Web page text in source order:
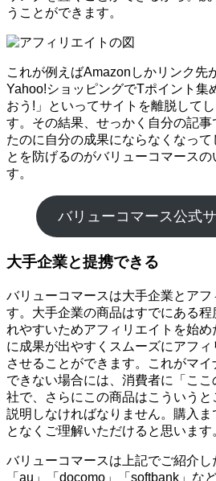
うことができます。
これが例えばAmazonしかリンク先
Yahoo!ショッピングでTポイント集
おう!」といってサイトを離脱して
す。その結果、せっかく自分の記事
たのに自分の成果にならなくなって
とを防げるのがバリューコマースの
す。
バリューコマース公式
大手企業と提携できる
バリューコマースは大手企業とアフ
す。大手企業の商品はすでにある
れやすいためアフィリエイトを始
に成果が出やすくスムーズにアフィ
させることができます。これがマ
できない場合には、消費者に「こ
社で、さらにこの商品はこういうと
説明しなければなりません。購入
となくご理解いただけると思います
バリューコマースは上記でご紹介
「au」「docomo」「softbank」な